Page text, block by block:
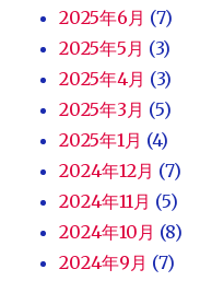
2025年6月 (7)
2025年5月 (3)
2025年4月 (3)
2025年3月 (5)
2025年1月 (4)
2024年12月 (7)
2024年11月 (5)
2024年10月 (8)
2024年9月 (7)